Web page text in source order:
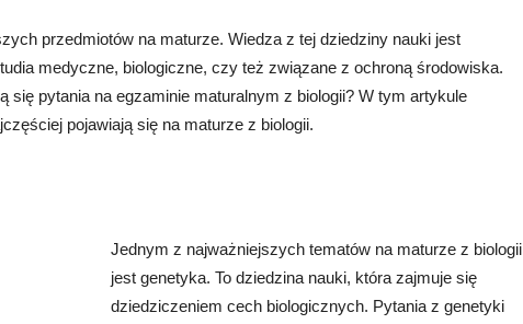
przedmiotów na maturze. Wiedza z tej dziedziny nauki jest
medyczne, biologiczne, czy też związane z ochroną środowiska.
się pytania na egzaminie maturalnym z biologii? W tym artykule
pojawiają się na maturze z biologii.
Jednym z najważniejszych tematów na maturze z biologii
jest genetyka. To dziedzina nauki, która zajmuje się
dziedziczeniem cech biologicznych. Pytania z genetyki